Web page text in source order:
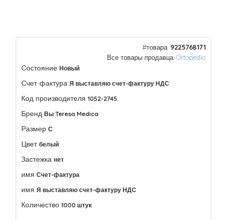
#товара: 9225768171
Все товары продавца: Ortopedio
Состояние Новый
Счет-фактура Я выставляю счет-фактуру НДС
Код производителя 1052-2745
Бренд Вы Teresa Medica
Размер С
Цвет белый
Застежка нет
имя Счет-фактура
имя Я выставляю счет-фактуру НДС
Количество 1000 штук